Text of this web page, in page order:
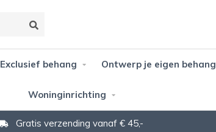
Exclusief behang Ontwerp je eigen behang
Woninginrichting
Gratis verzending vanaf € 45,-